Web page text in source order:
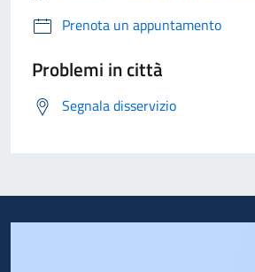
Prenota un appuntamento
Problemi in città
Segnala disservizio